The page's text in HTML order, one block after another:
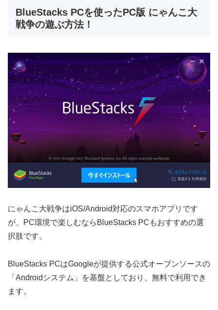
BlueStacks PCを使ったPC版 にゃんこ大
戦争の遊ぶ方法！
にゃんこ大戦争はiOS/Android対応のスマホアプリです
が、PC環境で楽しむならBlueStacks PCもおすすめの選
択肢です。
BlueStacks PCはGoogleが提供する公式オープンソースの
「Androidシステム」を基盤としており、無料で利用でき
ます。